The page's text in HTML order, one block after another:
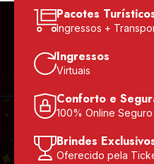
Pacotes
Ingressos +
Ingressos
Virtuais
Conforto e
100% Online Seguro
Brindes
Oferecido pela